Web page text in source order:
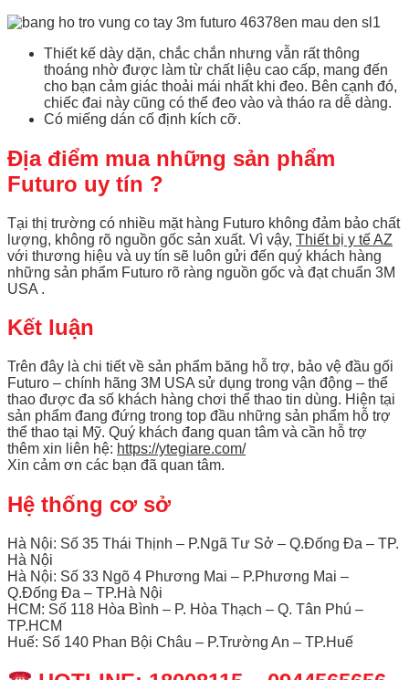
Thiết kế dày dặn, chắc chắn nhưng vẫn rất thông
thoáng nhờ được làm từ chất liệu cao cấp, mang đến
cho bạn cảm giác thoải mái nhất khi đeo. Bên cạnh đó,
chiếc đai này cũng có thể đeo vào và tháo ra dễ dàng.
Có miếng dán cố định kích cỡ.
Địa điểm mua những sản phẩm
Futuro uy tín ?
Tại thị trường có nhiều mặt hàng Futuro không đảm bảo chất
lượng, không rõ nguồn gốc sản xuất. Vì vậy, Thiết bị y tế AZ
với thương hiệu và uy tín sẽ luôn gửi đến quý khách hàng
những sản phẩm Futuro rõ ràng nguồn gốc và đạt chuẩn 3M
USA .
Kết luận
Trên đây là chi tiết về sản phẩm băng hỗ trợ, bảo vệ đầu gối
Futuro – chính hãng 3M USA sử dụng trong vận động – thể
thao được đa số khách hàng chơi thể thao tin dùng. Hiện tại
sản phẩm đang đứng trong top đầu những sản phẩm hỗ trợ
thể thao tại Mỹ. Quý khách đang quan tâm và cần hỗ trợ
thêm xin liên hệ: https://ytegiare.com/
Xin cảm ơn các bạn đã quan tâm.
Hệ thống cơ sở
Hà Nội: Số 35 Thái Thịnh – P.Ngã Tư Sở – Q.Đống Đa – TP.
Hà Nội
Hà Nội: Số 33 Ngõ 4 Phương Mai – P.Phương Mai –
Q.Đống Đa – TP.Hà Nội
HCM: Số 118 Hòa Bình – P. Hòa Thạch – Q. Tân Phú –
TP.HCM
Huế: Số 140 Phan Bội Châu – P.Trường An – TP.Huế